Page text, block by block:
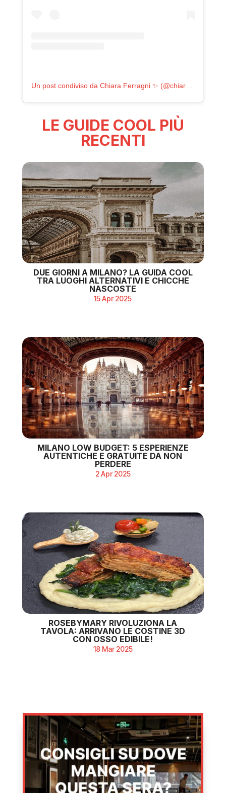
Un post condiviso da Chiara Ferragni ✨ (@chiaraferragni)
LE GUIDE COOL PIÙ
RECENTI
DUE GIORNI A MILANO? LA GUIDA COOL
TRA LUOGHI ALTERNATIVI E CHICCHE
NASCOSTE
15 Apr 2025
MILANO LOW BUDGET: 5 ESPERIENZE
AUTENTICHE E GRATUITE DA NON
PERDERE
2 Apr 2025
ROSEBYMARY RIVOLUZIONA LA
TAVOLA: ARRIVANO LE COSTINE 3D
CON OSSO EDIBILE!
18 Mar 2025